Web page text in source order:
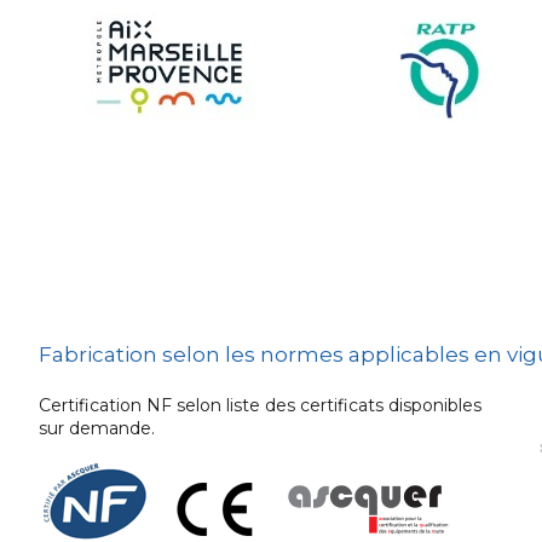
Urban
embarquée
Fabrication selon les normes applicables en
Certification NF selon liste des certificats disponibles
sur demande.